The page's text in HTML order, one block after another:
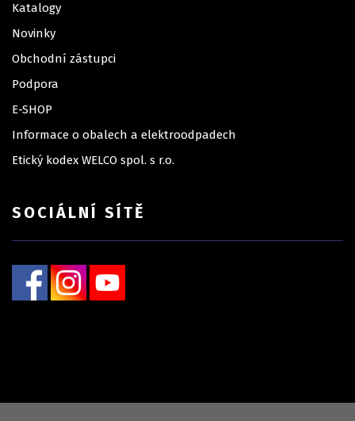
Katalogy
Novinky
Obchodní zástupci
Podpora
E-SHOP
Informace o obalech a elektroodpadech
Etický kodex WELCO spol. s r.o.
SOCIÁLNÍ SÍTĚ